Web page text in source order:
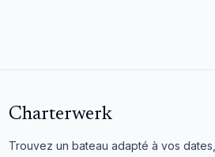
Charterwerk
Trouvez un bateau adapté à vos